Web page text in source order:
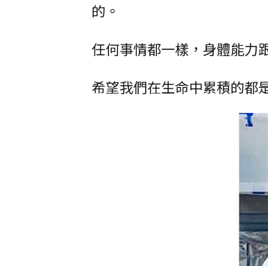
的。
任何事情都一樣，身體能力
希望我們在生命中累積的都